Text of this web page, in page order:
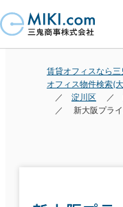
賃貸オフィスなら三
オフィス物件検索(
淀川区
新大阪プラ